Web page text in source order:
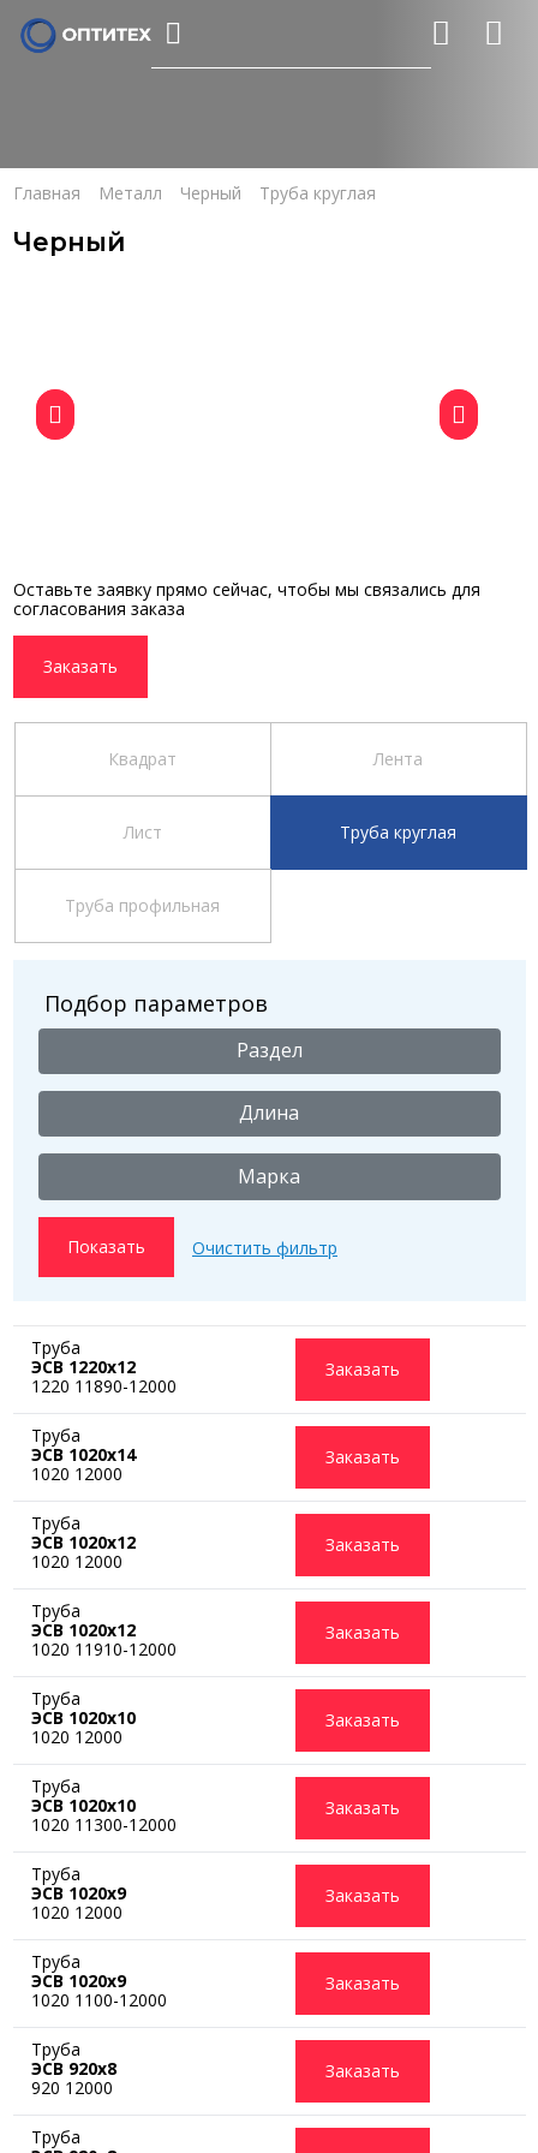
Главная Металл Черный Труба круглая
Черный
Оставьте заявку прямо сейчас, чтобы мы связались для
согласования заказа
Заказать
Квадрат Лента
Лист Труба круглая
Труба профильная
Подбор параметров
Раздел
Длина
Марка
Труба
ЭСВ 1220х12
1220 11890-12000
Заказать
Труба
ЭСВ 1020х14
1020 12000
Заказать
Труба
ЭСВ 1020х12
1020 12000
Заказать
Труба
ЭСВ 1020х12
1020 11910-12000
Заказать
Труба
ЭСВ 1020х10
1020 12000
Заказать
Труба
ЭСВ 1020х10
1020 11300-12000
Заказать
Труба
ЭСВ 1020х9
1020 12000
Заказать
Труба
ЭСВ 1020х9
1020 1100-12000
Заказать
Труба
ЭСВ 920х8
920 12000
Заказать
Труба